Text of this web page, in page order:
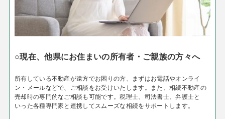
○現在、他県にお住まいの所有者・ご親族の方々へ
所有している不動産が遠方でお困りの方、まずはお電話やオンライ
ン・メールなどで、ご相談をお受けいたします。また、相続不動産の
売却時の専門的なご相談も可能です。税理士、司法書士、弁護士と
いった各種専門家と連携してスムーズな相続をサポートします。